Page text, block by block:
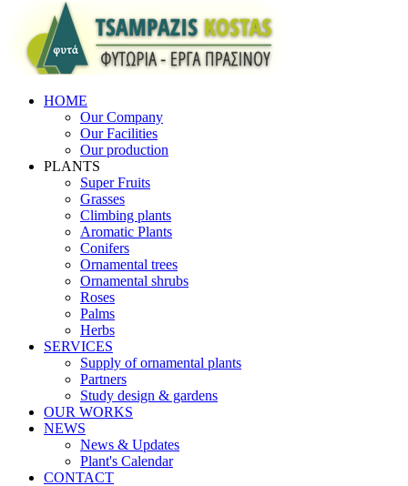
HOME
Our Company
Our Facilities
Our production
PLANTS
Super Fruits
Grasses
Climbing plants
Aromatic Plants
Conifers
Ornamental trees
Ornamental shrubs
Roses
Palms
Herbs
SERVICES
Supply of ornamental plants
Partners
Study design & gardens
OUR WORKS
NEWS
News & Updates
Plant's Calendar
CONTACT